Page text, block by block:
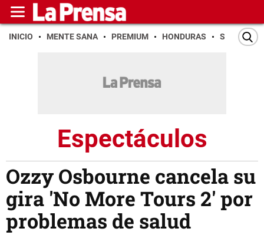
INICIO MENTE SANA PREMIUM HONDURAS SAN PEDRO
Espectáculos
Ozzy Osbourne cancela su
gira 'No More Tours 2' por
problemas de salud